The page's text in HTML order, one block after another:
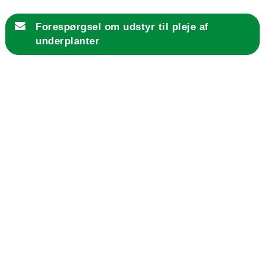
Forespørgsel om udstyr til pleje af
underplanter